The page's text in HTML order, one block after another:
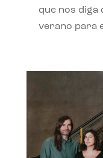
que nos diga
verano para